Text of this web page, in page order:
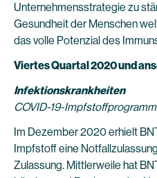
Unternehmensstrategie zu
Gesundheit der Menschen
das volle Potenzial des
Viertes Quartal 2020 und
Infektionskrankheiten
COVID-19-
Im Dezember 2020 erhielt
Impfstoff eine
Zulassung. Mittlerweile hat